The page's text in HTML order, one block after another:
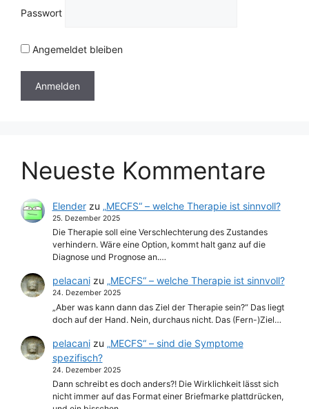
Passwort
Angemeldet bleiben
Neueste Kommentare
Elenderzu „MECFS“ – welche Therapie ist sinnvoll?
25. Dezember 2025
Die Therapie soll eine Verschlechterung des Zustandes
verhindern. Wäre eine Option, kommt halt ganz auf die
Diagnose und Prognose an.…
pelacanizu „MECFS“ – welche Therapie ist sinnvoll?
24. Dezember 2025
„Aber was kann dann das Ziel der Therapie sein?“ Das liegt
doch auf der Hand. Nein, durchaus nicht. Das (Fern-)Ziel…
pelacanizu „MECFS“ – sind die Symptome
spezifisch?
24. Dezember 2025
Dann schreibt es doch anders?! Die Wirklichkeit lässt sich
nicht immer auf das Format einer Briefmarke plattdrücken,